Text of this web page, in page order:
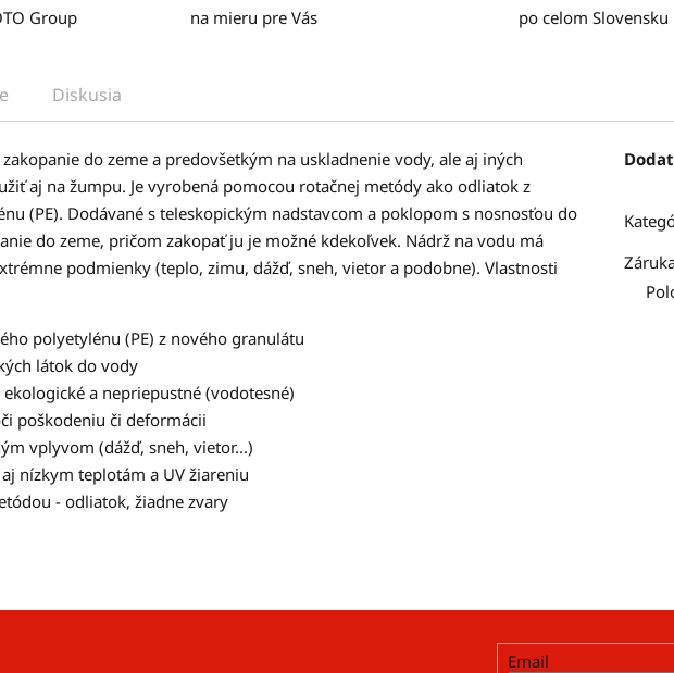
Group na mieru pre Vás po celom Slovensku
Diskusia
do zeme a predovšetkým na uskladnenie vody, ale aj iných
aj na žumpu. Je vyrobená pomocou rotačnej metódy ako odliatok z
(PE). Dodávané s teleskopickým nadstavcom a poklopom s nosnosťou do
do zeme, pričom zakopať ju je možné kdekoľvek. Nádrž na vodu má
podmienky (teplo, zimu, dážď, sneh, vietor a podobne). Vlastnosti
polyetylénu (PE) z nového granulátu
látok do vody
ekologické a nepriepustné (vodotesné)
poškodeniu či deformácii
vplyvom (dážď, sneh, vietor...)
nízkym teplotám a UV žiareniu
- odliatok, žiadne zvary
Email